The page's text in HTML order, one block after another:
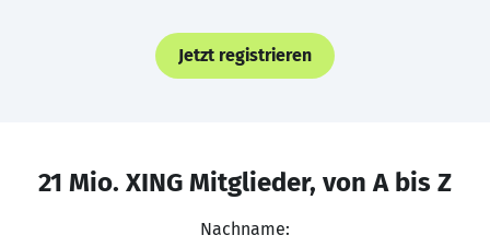
Jetzt registrieren
21 Mio. XING Mitglieder, von A bis Z
Nachname: